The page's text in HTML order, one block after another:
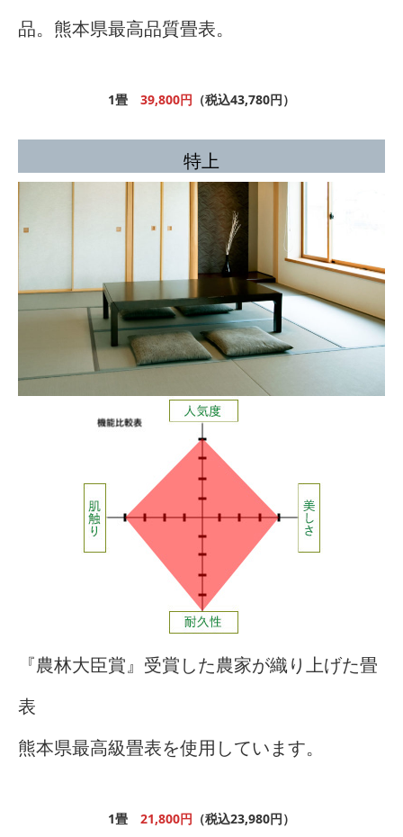
品。熊本県最高品質畳表。
1畳 39,800円 （税込43,780円）
特上
『農林大臣賞』受賞した農家が織り上げた畳
表
熊本県最高級畳表を使用しています。
1畳 21,800円 （税込23,980円）